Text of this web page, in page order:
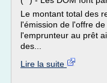
Le montant total des
l'émission de l'offre
l'emprunteur au prêt
des...
Lire la suite